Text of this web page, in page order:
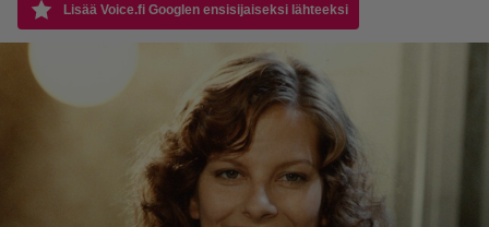
Lisää Voice.fi Googlen ensisijaiseksi lähteeksi